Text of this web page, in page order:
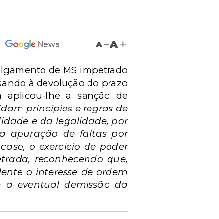
A A
de MS impetrado
à devolução do prazo
aplicou-lhe a sanção de
princípios e regras de
e da legalidade, por
apuração de faltas por
o exercício de poder
reconhecendo que,
o interesse de ordem
a eventual demissão da